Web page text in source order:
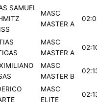
SAMUEL
MASC
MASTER A
MASC
MASTER A
MASC
MASTER B
MASC
ELITE